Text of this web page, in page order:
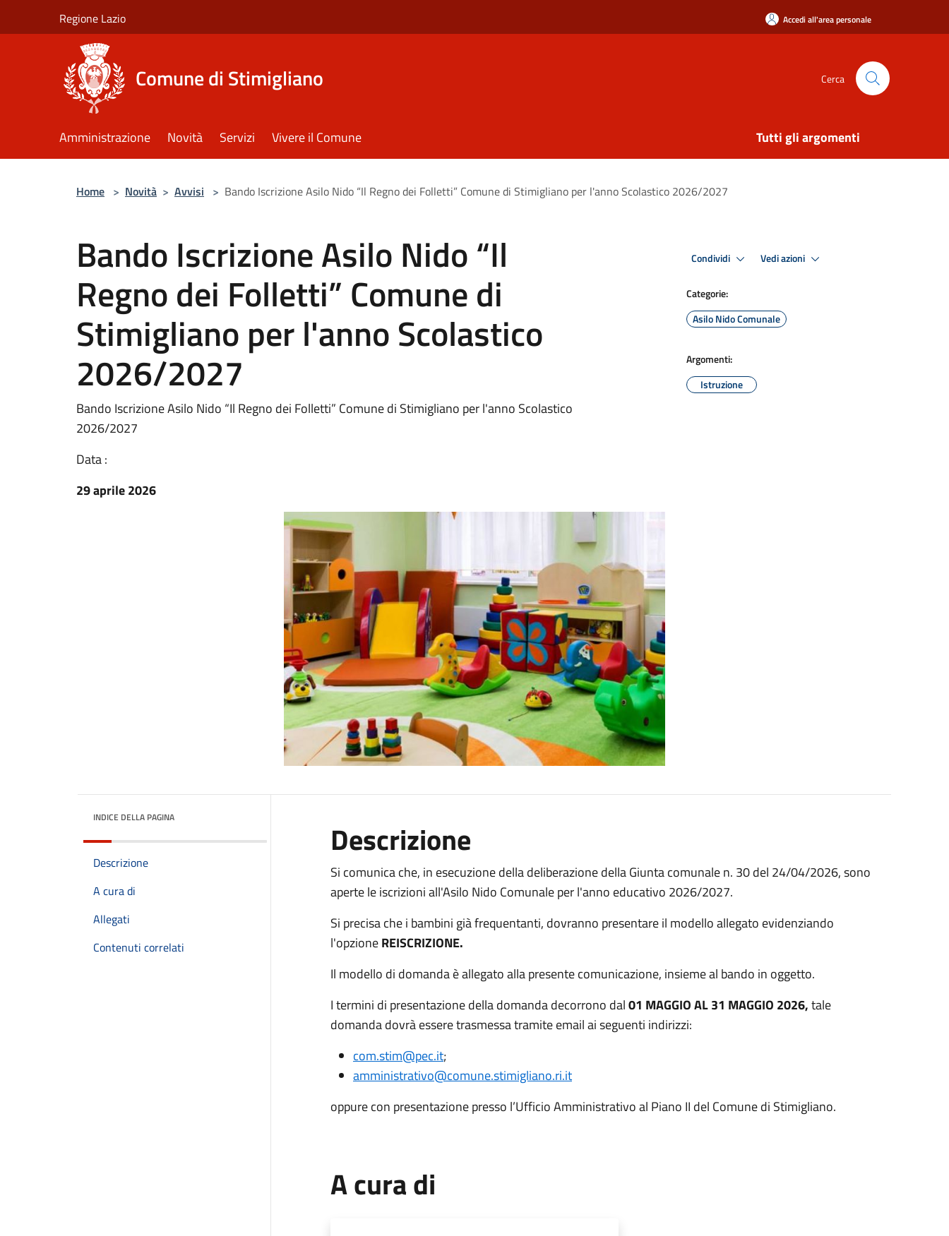
Regione Lazio Accedi all'area personale
Comune di Stimigliano Cerca
Amministrazione Novità Servizi Vivere il Comune Tutti gli argomenti
Home > Novità > Avvisi > Bando Iscrizione Asilo Nido “Il Regno dei Folletti” Comune di Stimigliano per l'anno Scolastico 2026/2027
Bando Iscrizione Asilo Nido “Il
Regno dei Folletti” Comune di
Stimigliano per l'anno Scolastico
2026/2027
Bando Iscrizione Asilo Nido “Il Regno dei Folletti” Comune di Stimigliano per l'anno Scolastico
2026/2027
Data :
29 aprile 2026
Condividi Vedi azioni
Categorie:
Asilo Nido Comunale
Argomenti:
Istruzione
INDICE DELLA PAGINA
Descrizione
A cura di
Allegati
Contenuti correlati
Descrizione
Si comunica che, in esecuzione della deliberazione della Giunta comunale n. 30 del 24/04/2026, sono
aperte le iscrizioni all'Asilo Nido Comunale per l'anno educativo 2026/2027.
Si precisa che i bambini già frequentanti, dovranno presentare il modello allegato evidenziando
l'opzioneREISCRIZIONE.
Il modello di domanda è allegato alla presente comunicazione, insieme al bando in oggetto.
I termini di presentazione della domanda decorrono dal01 MAGGIO AL 31 MAGGIO 2026,tale
domanda dovrà essere trasmessa tramite email ai seguenti indirizzi:
com.stim@pec.it;
amministrativo@comune.stimigliano.ri.it
oppure con presentazione presso l’Ufficio Amministrativo al Piano II del Comune di Stimigliano.
A cura di